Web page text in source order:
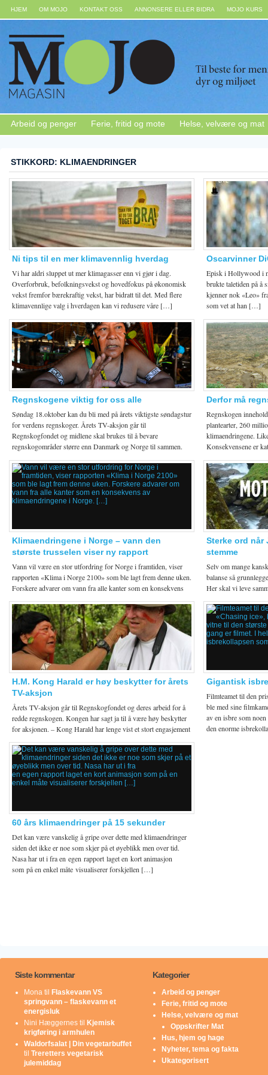
HJEM OM MOJO KONTAKT OSS ANNONSERE ELLER BIDRA MOJO KURS
Arbeid og penger Ferie, fritid og mote Helse, velvære og mat
STIKKORD: KLIMAENDRINGER
Ni tips til en mer klimavennlig hverdag
Vi har aldri sluppet ut mer klimagasser enn vi gjør i dag.
Overforbruk, befolkningsvekst og hovedfokus på økonomisk
vekst fremfor bærekraftig vekst, har bidratt til det. Med flere
klimavennlige valg i hverdagen kan vi redusere våre […]
Oscarvinner
Episk i Hollywood i
brukte taletiden på å
kjenner nok «Leo»
som vet at han […]
Regnskogene viktig for oss alle
Søndag 18.oktober kan du bli med på årets viktigste søndagstur
for verdens regnskoger. Årets TV-aksjon går til
Regnskogfondet og midlene skal brukes til å bevare
regnskogområder større enn Danmark og Norge til sammen.
Derfor må
Regnskogen
plantearter, 260
klimaendringene.
Konsekvensene er
Klimaendringene i Norge – vann den
største trusselen viser ny rapport
Vann vil være en stor utfordring for Norge i framtiden, viser
rapporten «Klima i Norge 2100» som ble lagt frem denne uken.
Forskere advarer om vann fra alle kanter som en konsekvens
Sterke ord når
stemme
Selv om mange
balanse så
Her skal vi leve
H.M. Kong Harald er høy beskytter for årets
TV-aksjon
Årets TV-aksjon går til Regnskogfondet og deres arbeid for å
redde regnskogen. Kongen har sagt ja til å være høy beskytter
for aksjonen. – Kong Harald har lenge vist et stort engasjement
Gigantisk
Filmteamet til den
ble med sine
av en isbre som
den enorme
60 års klimaendringer på 15 sekunder
Det kan være vanskelig å gripe over dette med klimaendringer
siden det ikke er noe som skjer på et øyeblikk men over tid.
Nasa har ut i fra en egen rapport laget en kort animasjon
som på en enkel måte visualiserer forskjellen […]
Siste kommentar
Mona til Flaskevann VS
springvann – flaskevann et
energisluk
Nini Hæggernes til Kjemisk
krigføring i armhulen
Waldorfsalat | Din vegetarbuffet
til Treretters vegetarisk
julemiddag
Kategorier
Arbeid og penger
Ferie, fritid og mote
Helse, velvære og mat
Oppskrifter Mat
Hus, hjem og hage
Nyheter, tema og fakta
Ukategorisert